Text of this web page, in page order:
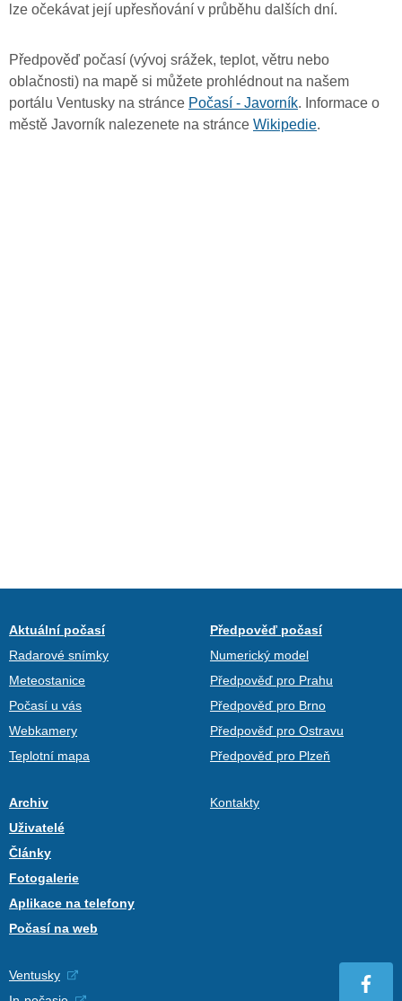
lze očekávat její upřesňování v průběhu dalších dní.
Předpověď počasí (vývoj srážek, teplot, větru nebo
oblačnosti) na mapě si můžete prohlédnout na našem
portálu Ventusky na stránce Počasí - Javorník. Informace o
městě Javorník nalezenete na stránce Wikipedie.
Aktuální počasí
Radarové snímky
Meteostanice
Počasí u vás
Webkamery
Teplotní mapa
Předpověď počasí
Numerický model
Předpověď pro Prahu
Předpověď pro Brno
Předpověď pro Ostravu
Předpověď pro Plzeň
Archiv
Uživatelé
Články
Fotogalerie
Aplikace na telefony
Počasí na web
Kontakty
Ventusky